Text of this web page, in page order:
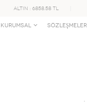
ALTIN : 6858.58 TL
KURUMSAL SÖZLEŞMELER